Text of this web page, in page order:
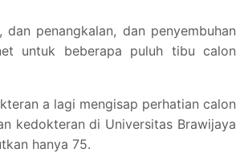
penangkalan, dan penyembuhan
untuk beberapa puluh tibu calon
a lagi mengisap perhatian calon
kedokteran di Universitas Brawijaya
hanya 75.